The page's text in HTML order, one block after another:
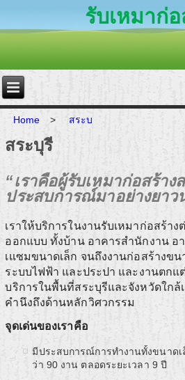
รับเหมาก่อ
Home > สระบ
สระบุรี
“เราคือผู้รับเหมาก่อสร้าง
ประสบการณ์มาอย่างยาว
เราให้บริการในงานรับเหมาก่อสร้า
ออกแบบ ทั้งบ้าน อาคารสำนักงาน
เแซมขนาดเล็ก จนถึงงานก่อสร้างข
ระบบไฟฟ้า และประปา และงานตกแ
บริการในพื้นที่สระบุรีและจังหวัดใกล้
คำนึงถึงด้านหลักวิศวกรรม
จุดเด่นของเราคือ
มีประสบการณ์การทำงานทั้งขนาด
ว่า 90 งาน ตลอดระยะเวลา 9 ปี